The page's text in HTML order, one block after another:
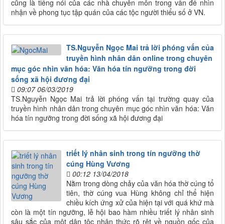
cũng là tiếng nói của các nhà chuyên môn trong vấn đề nhìn
nhận về phong tục tập quán của các tộc người thiểu số ở VN.
TS.Nguyễn Ngọc Mai trả lời phóng vấn của
truyền hình nhân dân online trong chuyên
mục góc nhìn văn hóa: Văn hóa tín ngưỡng trong đời
sống xã hội đương đại
09:07 06/03/2019
TS.Nguyễn Ngọc Mai trả lời phóng vấn tại trường quay của
truyền hình nhân dân trong chuyên mục góc nhìn văn hóa: Văn
hóa tín ngưỡng trong đời sống xã hội đương đại
triết lý nhân sinh trong tín ngưỡng thờ
cúng Hùng Vương
00:12 13/04/2018
Nằm trong dòng chảy của văn hóa thờ cúng tổ
tiên, thờ cúng vua Hùng không chỉ thể hiện
chiều kích ứng xử của hiện tại với quá khứ mà
còn là một tín ngưỡng, lễ hội bao hàm nhiều triết lý nhân sinh
sâu sắc của một dân tộc nhận thức rõ rệt về nguồn gốc của